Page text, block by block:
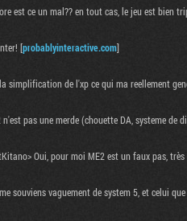
est ce un mal?? en tout cas, le jeu est bien
[probablyinteractive.com]
simplification de l'xp ce qui ma reellement
n'est pas une merde (chouette DA, systeme
Oui, pour moi ME2 est un faux pas,
souviens vaguement de system 5, et celui